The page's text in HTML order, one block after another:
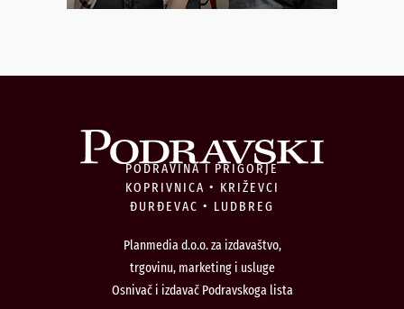
PODRAVINA I PRIGORJE
KOPRIVNICA • KRIŽEVCI
ĐURĐEVAC • LUDBREG
Planmedia d.o.o. za izdavaštvo,
trgovinu, marketing i usluge
Osnivač i izdavač Podravskoga lista